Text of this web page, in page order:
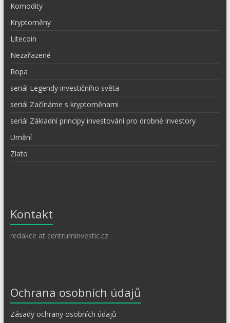
Komodity
Kryptoměny
Litecoin
Nezařazené
Ropa
seriál Legendy investičního světa
seriál Začínáme s kryptoměnami
seriál Základní principy investování pro drobné investory
Umění
Zlato
Kontakt
redakce at centruminvestic.cz
Ochrana osobních údajů
Zásady ochrany osobních údajů